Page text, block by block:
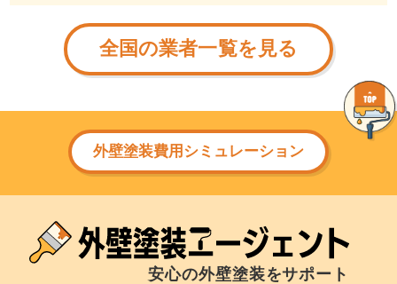
全国の業者一覧を見る
外壁塗装費用シミュレーション
安心の外壁塗装をサポート